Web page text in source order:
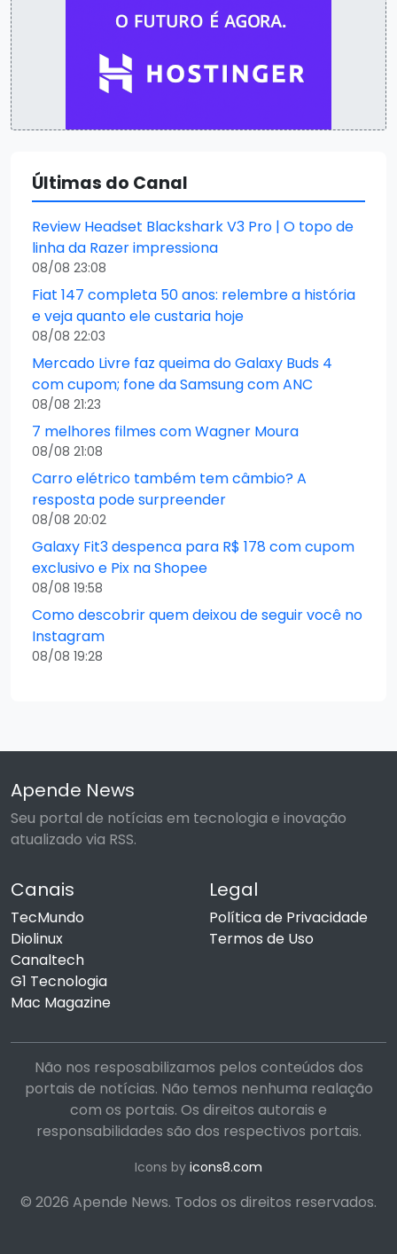
Últimas do Canal
Review Headset Blackshark V3 Pro | O topo de
linha da Razer impressiona
08/08 23:08
Fiat 147 completa 50 anos: relembre a história
e veja quanto ele custaria hoje
08/08 22:03
Mercado Livre faz queima do Galaxy Buds 4
com cupom; fone da Samsung com ANC
08/08 21:23
7 melhores filmes com Wagner Moura
08/08 21:08
Carro elétrico também tem câmbio? A
resposta pode surpreender
08/08 20:02
Galaxy Fit3 despenca para R$ 178 com cupom
exclusivo e Pix na Shopee
08/08 19:58
Como descobrir quem deixou de seguir você no
Instagram
08/08 19:28
Apende News
Seu portal de notícias em tecnologia e inovação
atualizado via RSS.
Canais
TecMundo
Diolinux
Canaltech
G1 Tecnologia
Mac Magazine
Legal
Política de Privacidade
Termos de Uso
Não nos resposabilizamos pelos conteúdos dos
portais de notícias. Não temos nenhuma realação
com os portais. Os direitos autorais e
responsabilidades são dos respectivos portais.
Icons by icons8.com
© 2026 Apende News. Todos os direitos reservados.